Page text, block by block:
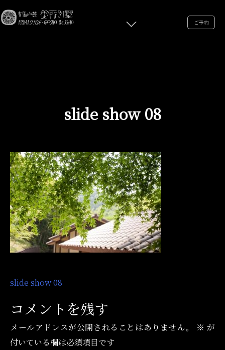
ご予約
slide show 08
投
稿
ナ
ビ
slide show 08
コメントを残す
メールアドレスが公開されることはありません。 ※ が
付いている欄は必須項目です